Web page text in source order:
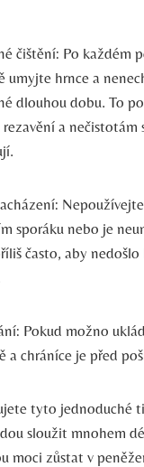
čištění: Po každém
umyjte hrnce a
dlouhou dobu. To
a nečistotám
sporáku nebo je
často, aby
Pokud možno
a chráníce je před
tyto jednoduché
sloužit mnohem
moci zůstat v